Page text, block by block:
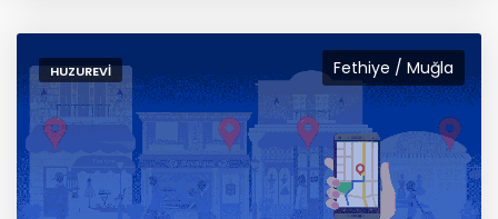
Fethiye / Muğla
HUZUREVI